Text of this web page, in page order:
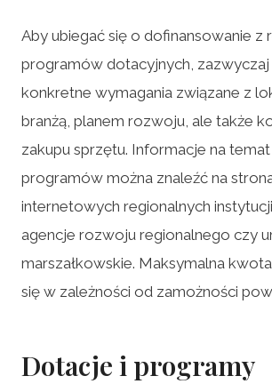
Aby ubiegać się o dofinansowanie z
programów dotacyjnych, zazwyczaj
konkretne wymagania związane z
branżą, planem rozwoju, ale także
zakupu sprzętu. Informacje na
programów można znaleźć na
internetowych regionalnych
agencje rozwoju regionalnego czy
marszałkowskie. Maksymalna
się w zależności od zamożności
Dotacje i programy